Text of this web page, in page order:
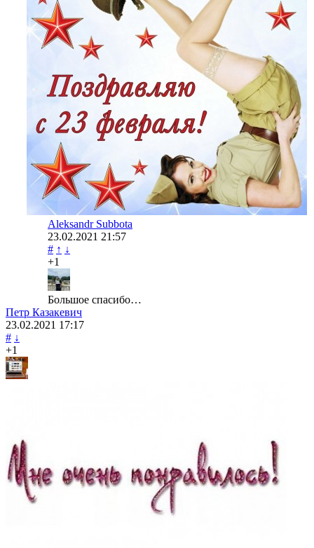
Aleksandr Subbota
23.02.2021 21:57
# ↑ ↓
+1
Большое спасибо…
Петр Казакевич
23.02.2021 17:17
# ↓
+1